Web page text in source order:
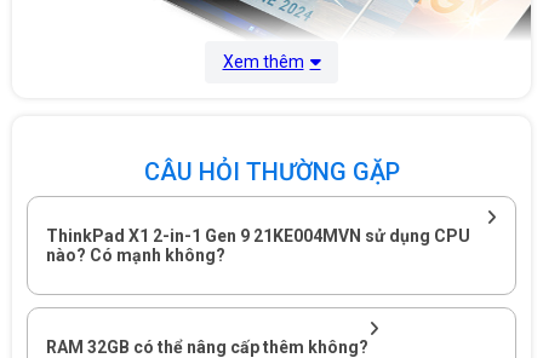
Laptop Lenovo ThinkPad X1 2-in-1 Gen 9 21KE004MVN – Laptop
Hiệu năng mạnh mẽ với Intel Core Ultra 7 155H
Xem thêm
CÂU HỎI THƯỜNG GẶP
ThinkPad X1 2-in-1 Gen 9 21KE004MVN sử dụng CPU
nào? Có mạnh không?
RAM 32GB có thể nâng cấp thêm không?